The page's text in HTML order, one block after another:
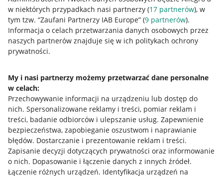
w niektórych przypadkach nasi partnerzy (17 partnerów), w
tym tzw. “Zaufani Partnerzy IAB Europe” (9 partnerów).
Informacja o celach przetwarzania danych osobowych przez
naszych partnerów znajduje się w ich politykach ochrony
prywatności.
My i nasi partnerzy możemy przetwarzać dane personalne
w celach:
Przechowywanie informacji na urządzeniu lub dostęp do
nich. Spersonalizowane reklamy i treści, pomiar reklam i
treści, badanie odbiorców i ulepszanie usług. Zapewnienie
bezpieczeństwa, zapobieganie oszustwom i naprawianie
błędów. Dostarczanie i prezentowanie reklam i treści.
Zapisanie decyzji dotyczących prywatności oraz informowanie
o nich. Dopasowanie i łączenie danych z innych źródeł.
Łączenie różnych urządzeń. Identyfikacja urządzeń na
Jak to działa
Napisz do nas
Allegro Gadane dla sprzedających
Mapa miejscowości
Informacje prawne
Regulamin
Polityka plików "cookies"
Ustawienia plików "cookies"